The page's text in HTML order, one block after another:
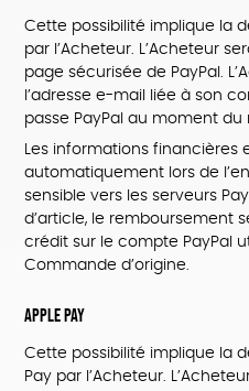
Cette possibilité implique la
par l’Acheteur. L’Acheteur
page sécurisée de PayPal.
l’adresse e-mail liée à son
passe PayPal au moment
Les informations financières
automatiquement lors de
sensible vers les serveurs
d’article, le remboursement
crédit sur le compte PayPal
Commande d’origine.
Apple Pay
Cette possibilité implique la
Pay par l’Acheteur.